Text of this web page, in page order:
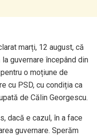
marți, 12 august, că
guvernare începând din
o moțiune de
cu PSD, cu condiția ca
de Călin Georgescu.
dacă e cazul, în a face
guvernare. Sperăm